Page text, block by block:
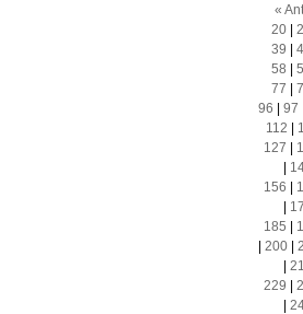
«
20|
39
58
77
96
97
112
127
156
185
200|
229